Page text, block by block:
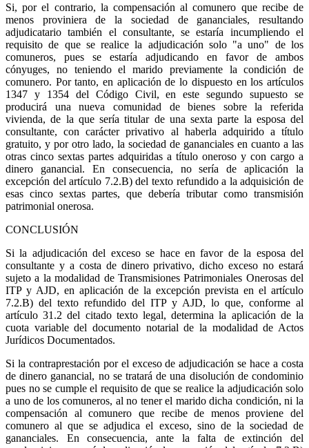
Si, por el contrario, la compensación al comunero que recibe de
menos proviniera de la sociedad de gananciales, resultando
adjudicatario también el consultante, se estaría incumpliendo el
requisito de que se realice la adjudicación solo "a uno" de los
comuneros, pues se estaría adjudicando en favor de ambos
cónyuges, no teniendo el marido previamente la condición de
comunero. Por tanto, en aplicación de lo dispuesto en los artículos
1347 y 1354 del Código Civil, en este segundo supuesto se
producirá una nueva comunidad de bienes sobre la referida
vivienda, de la que sería titular de una sexta parte la esposa del
consultante, con carácter privativo al haberla adquirido a título
gratuito, y por otro lado, la sociedad de gananciales en cuanto a las
otras cinco sextas partes adquiridas a título oneroso y con cargo a
dinero ganancial. En consecuencia, no sería de aplicación la
excepción del artículo 7.2.B) del texto refundido a la adquisición de
esas cinco sextas partes, que debería tributar como transmisión
patrimonial onerosa.
CONCLUSIÓN
Si la adjudicación del exceso se hace en favor de la esposa del
consultante y a costa de dinero privativo, dicho exceso no estará
sujeto a la modalidad de Transmisiones Patrimoniales Onerosas del
ITP y AJD, en aplicación de la excepción prevista en el artículo
7.2.B) del texto refundido del ITP y AJD, lo que, conforme al
artículo 31.2 del citado texto legal, determina la aplicación de la
cuota variable del documento notarial de la modalidad de Actos
Jurídicos Documentados.
Si la contraprestación por el exceso de adjudicación se hace a costa
de dinero ganancial, no se tratará de una disolución de condominio
pues no se cumple el requisito de que se realice la adjudicación solo
a uno de los comuneros, al no tener el marido dicha condición, ni la
compensación al comunero que recibe de menos proviene del
comunero al que se adjudica el exceso, sino de la sociedad de
gananciales. En consecuencia, ante la falta de extinción del